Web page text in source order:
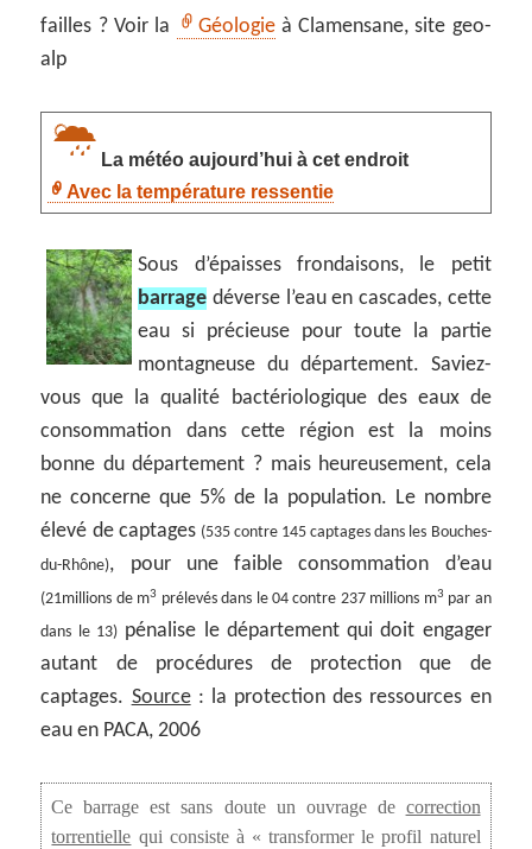
failles ? Voir la
Géologieà Clamensane, site geo-
alp
La météo aujourd’hui à cet endroit
Avec la température ressentie
Sous d’épaisses frondaisons, le petit
barrage déverse l’eau en cascades, cette
eau si précieuse pour toute la partie
montagneuse du département. Saviez-
vous que la qualité bactériologique des eaux de
consommation dans cette région est la moins
bonne du département ? mais heureusement, cela
ne concerne que 5% de la population. Le nombre
élevé de captages (535 contre 145 captages dans les Bouches-
du-Rhône), pour une faible consommation d’eau
(21millions de m3 prélevés dans le 04 contre 237 millions m3 par an
dans le 13)pénalise le département qui doit engager
autant de procédures de protection que de
captages. Source: la protection des ressources en
eau en PACA, 2006
Ce barrage est sans doute un ouvrage de correction
torrentielle qui consiste à « transformer le profil naturel